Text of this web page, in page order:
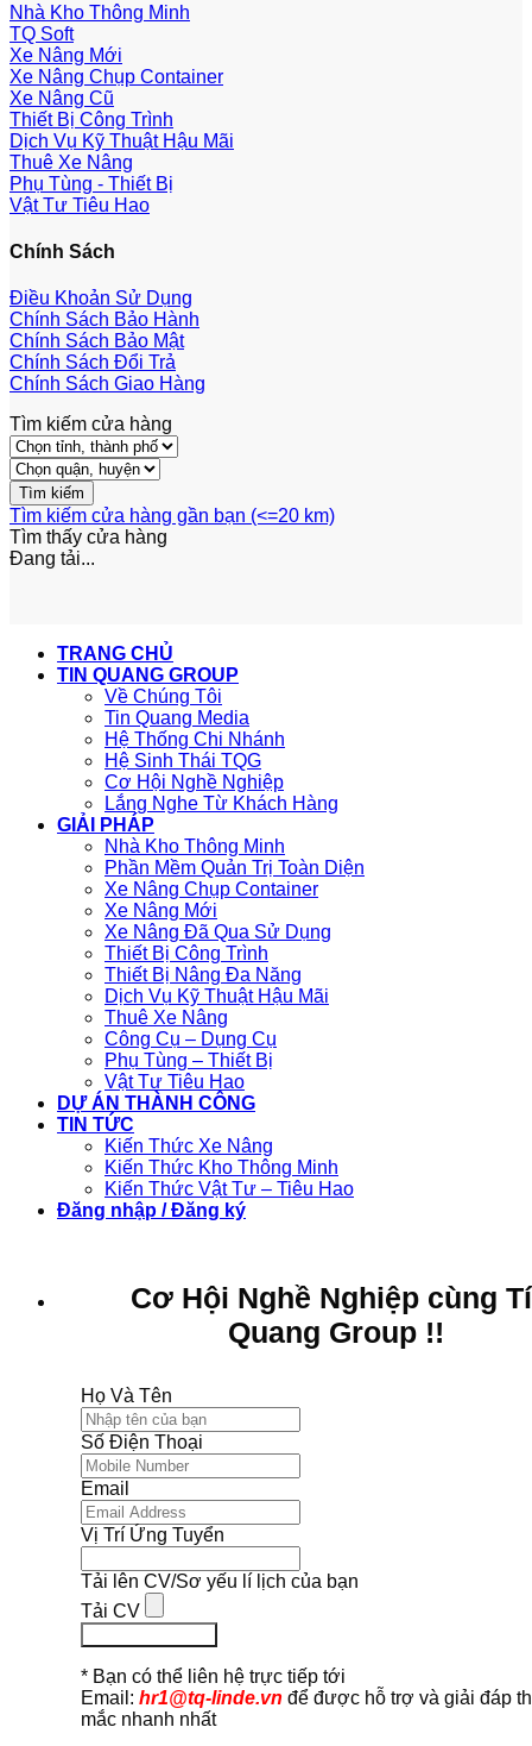
Nhà Kho Thông Minh
TQ Soft
Xe Nâng Mới
Xe Nâng Chụp Container
Xe Nâng Cũ
Thiết Bị Công Trình
Dịch Vụ Kỹ Thuật Hậu Mãi
Thuê Xe Nâng
Phụ Tùng - Thiết Bị
Vật Tư Tiêu Hao
Chính Sách
Điều Khoản Sử Dụng
Chính Sách Bảo Hành
Chính Sách Bảo Mật
Chính Sách Đổi Trả
Chính Sách Giao Hàng
Tìm kiếm cửa hàng
Tìm kiếm cửa hàng gần bạn (<=20 km)
Tìm thấy cửa hàng
Đang tải...
TRANG CHỦ
TIN QUANG GROUP
Về Chúng Tôi
Tin Quang Media
Hệ Thống Chi Nhánh
Hệ Sinh Thái TQG
Cơ Hội Nghề Nghiệp
Lắng Nghe Từ Khách Hàng
GIẢI PHÁP
Nhà Kho Thông Minh
Phần Mềm Quản Trị Toàn Diện
Xe Nâng Chụp Container
Xe Nâng Mới
Xe Nâng Đã Qua Sử Dụng
Thiết Bị Công Trình
Thiết Bị Nâng Đa Năng
Dịch Vụ Kỹ Thuật Hậu Mãi
Thuê Xe Nâng
Công Cụ – Dụng Cụ
Phụ Tùng – Thiết Bị
Vật Tư Tiêu Hao
DỰ ÁN THÀNH CÔNG
TIN TỨC
Kiến Thức Xe Nâng
Kiến Thức Kho Thông Minh
Kiến Thức Vật Tư – Tiêu Hao
Đăng nhập / Đăng ký
Cơ Hội Nghề Nghiệp cùng
Quang Group !!
Họ Và Tên
Số Điện Thoại
Email
Vị Trí Ứng Tuyển
Tải lên CV/Sơ yếu lí lịch của bạn
Tải CV
* Bạn có thể liên hệ trực tiếp tới
Email: hr1@tq-linde.vn để được hỗ trợ và giải đáp
mắc nhanh nhất